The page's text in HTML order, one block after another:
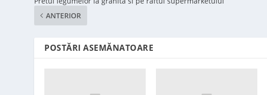
ANTERIOR
POSTĂRI ASEMĂNATOARE